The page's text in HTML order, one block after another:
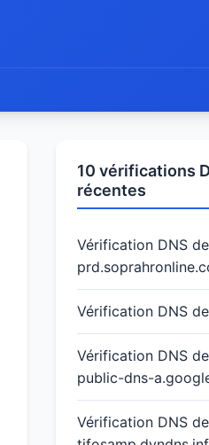
10 vérifications
récentes
Vérification DNS
Vérification DNS
Vérification DNS
public-dns-
Vérification DNS de